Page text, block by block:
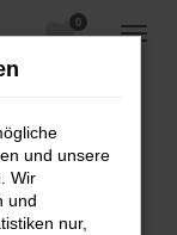
0
und unsere
Wir
und
nur,